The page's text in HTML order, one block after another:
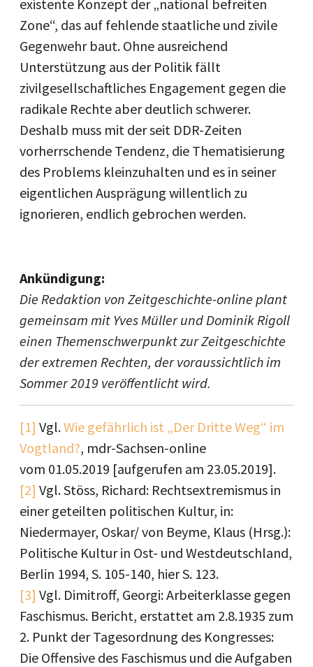
existente Konzept der „national befreiten
Zone“, das auf fehlende staatliche und zivile
Gegenwehr baut. Ohne ausreichend
Unterstützung aus der Politik fällt
zivilgesellschaftliches Engagement gegen die
radikale Rechte aber deutlich schwerer.
Deshalb muss mit der seit DDR-Zeiten
vorherrschende Tendenz, die Thematisierung
des Problems kleinzuhalten und es in seiner
eigentlichen Ausprägung willentlich zu
ignorieren, endlich gebrochen werden.
Ankündigung:
Die Redaktion von Zeitgeschichte-online plant
gemeinsam mit Yves Müller und Dominik Rigoll
einen Themenschwerpunkt zur Zeitgeschichte
der extremen Rechten, der voraussichtlich im
Sommer 2019 veröffentlicht wird.
[1] Vgl.Wie gefährlich ist „Der Dritte Weg“ im
Vogtland?, mdr-Sachsen-online
vom 01.05.2019 [aufgerufen am 23.05.2019].
[2] Vgl. Stöss, Richard: Rechtsextremismus in
einer geteilten politischen Kultur, in:
Niedermayer, Oskar/ von Beyme, Klaus (Hrsg.):
Politische Kultur in Ost- und Westdeutschland,
Berlin 1994, S. 105-140, hier S. 123.
[3] Vgl. Dimitroff, Georgi: Arbeiterklasse gegen
Faschismus. Bericht, erstattet am 2.8.1935 zum
2. Punkt der Tagesordnung des Kongresses:
Die Offensive des Faschismus und die Aufgaben